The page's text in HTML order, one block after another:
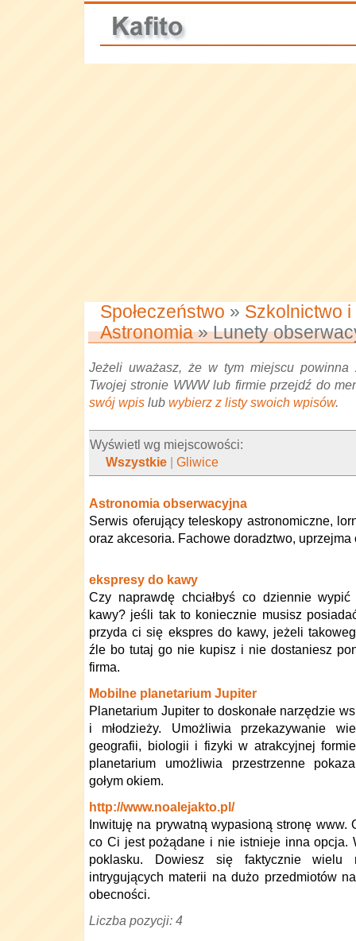
Społeczeństwo » Szkolnictwo
Astronomia» Lunety
Jeżeli uważasz, że w tym miejscu powinna
Twojej stronie WWW lub firmie przejdź do
swój wpis lub wybierz z listy swoich wpisów.
Wyświetl wg miejscowości:
Wszystkie |Gliwice
Astronomia obserwacyjna
Serwis oferujący teleskopy astronomiczne,
oraz akcesoria. Fachowe doradztwo, uprzejma
ekspresy do kawy
Czy naprawdę chciałbyś co dziennie
kawy? jeśli tak to koniecznie musisz
przyda ci się ekspres do kawy, jeżeli
źle bo tutaj go nie kupisz i nie dostaniesz
firma.
Mobilne planetarium Jupiter
Planetarium Jupiter to doskonałe narzędzie
i młodzieży. Umożliwia przekazywanie
geografii, biologii i fizyki w atrakcyjnej
planetarium umożliwia przestrzenne
gołym okiem.
http://www.noalejakto.pl/
Inwituję na prywatną wypasioną stronę www.
co Ci jest pożądane i nie istnieje inna opcja.
poklasku. Dowiesz się faktycznie wielu
intrygujących materii na dużo przedmiotów
obecności.
Liczba pozycji: 4